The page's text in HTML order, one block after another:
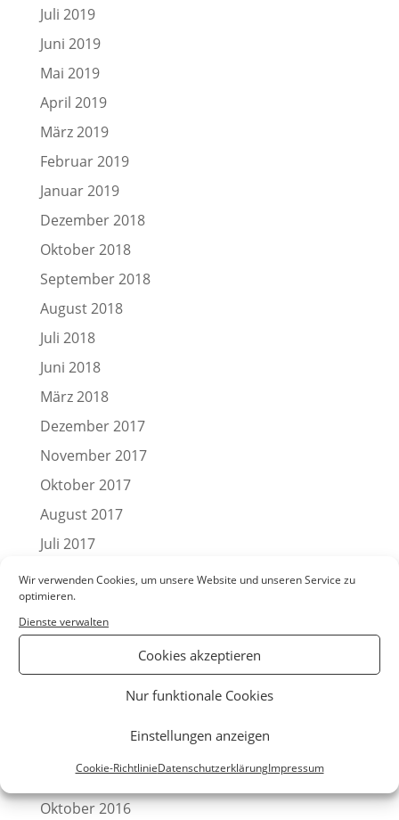
Wir verwenden Cookies, um unsere Website und unseren Service zu
optimieren.
Dienste verwalten
Cookies akzeptieren
Nur funktionale Cookies
Einstellungen anzeigen
Cookie-RichtlinieDatenschutzerklärungImpressum
Juli 2019
Juni 2019
Mai 2019
April 2019
März 2019
Februar 2019
Januar 2019
Dezember 2018
Oktober 2018
September 2018
August 2018
Juli 2018
Juni 2018
März 2018
Dezember 2017
November 2017
Oktober 2017
August 2017
Juli 2017
Juni 2017
Mai 2017
April 2017
Februar 2017
November 2016
Oktober 2016